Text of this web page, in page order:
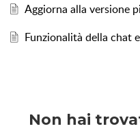
Aggiorna alla versione
Funzionalità della chat
Non hai